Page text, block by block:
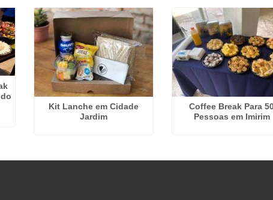
Kit Lanche em Cidade
Jardim
Coffee Break Para
Pessoas em Imirim